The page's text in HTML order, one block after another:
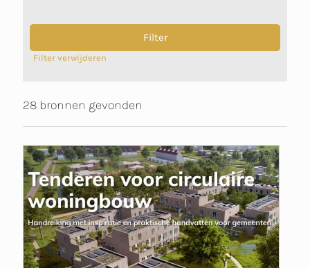
Filter verwijderen
28 bronnen gevonden